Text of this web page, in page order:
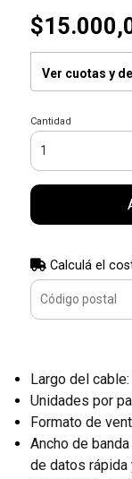
Ver cuotas y
Cantidad
Calculá el
Largo del cable:
Unidades por
Formato de
Ancho de
de datos rápida